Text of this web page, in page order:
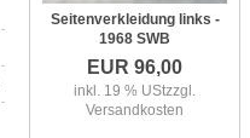
Seitenverkleidung links -
1968 SWB
EUR 96,00
inkl. 19 % UStzzgl.
Versandkosten